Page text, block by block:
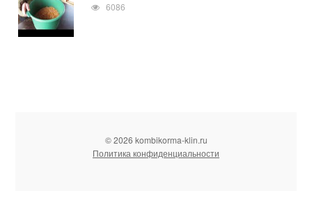
6086
© 2026 kombikorma-klin.ru
Политика конфиденциальности